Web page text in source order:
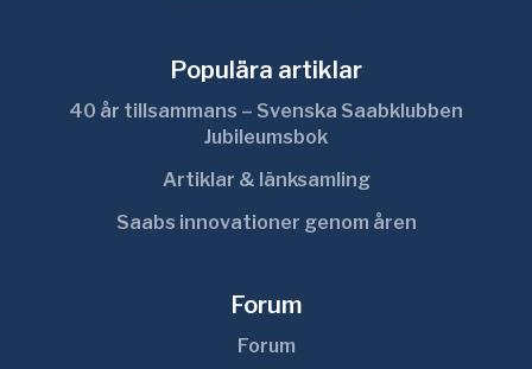
Populära artiklar
40 år tillsammans – Svenska Saabklubben
Jubileumsbok
Artiklar & länksamling
Saabs innovationer genom åren
Forum
Forum